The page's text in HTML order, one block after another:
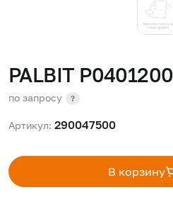
PALBIT P0401200
по запросу ?
Артикул: 290047500
В корзину